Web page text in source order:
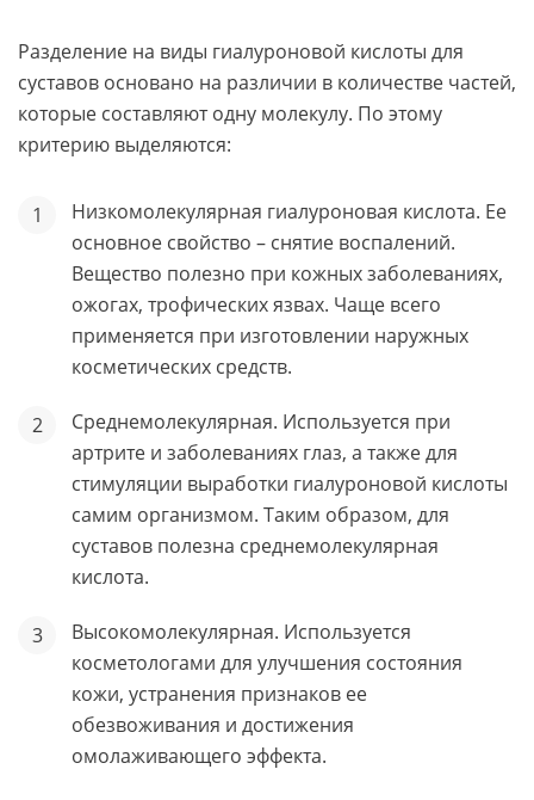
Разделение на виды гиалуроновой кислоты для
суставов основано на различии в количестве частей,
которые составляют одну молекулу. По этому
критерию выделяются:
Низкомолекулярная гиалуроновая кислота. Ее
основное свойство – снятие воспалений.
Вещество полезно при кожных заболеваниях,
ожогах, трофических язвах. Чаще всего
применяется при изготовлении наружных
косметических средств.
Среднемолекулярная. Используется при
артрите и заболеваниях глаз, а также для
стимуляции выработки гиалуроновой кислоты
самим организмом. Таким образом, для
суставов полезна среднемолекулярная
кислота.
Высокомолекулярная. Используется
косметологами для улучшения состояния
кожи, устранения признаков ее
обезвоживания и достижения
омолаживающего эффекта.